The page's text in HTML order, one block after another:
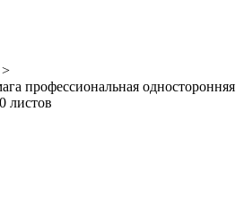
>
профессиональная односторонняя
листов